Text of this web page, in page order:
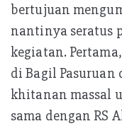
bertujuan
nantinya seratus
kegiatan.
di Bagil Pasuruan
khitanan massal
sama dengan RS